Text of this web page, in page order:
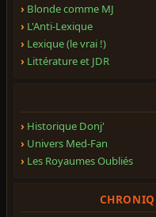
Blonde comme MJ
L'Anti-Lexique
Lexique (le vrai !)
Littérature et JDR
Historique Donj'
Univers Med-Fan
Les Royaumes Oubliés